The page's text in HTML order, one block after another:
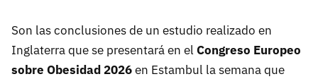
Son las conclusiones de un estudio realizado en
Inglaterra que se presentará en el Congreso Europeo
sobre Obesidad 2026en Estambul la semana que